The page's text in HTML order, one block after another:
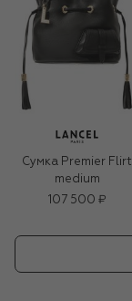
Сумка Premier Flirt
medium
107 500 ₽